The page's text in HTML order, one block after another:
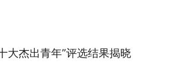
大杰出青年”评选结果揭晓